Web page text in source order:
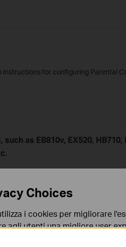
for configuring Parental
as EB810v, EX520, HB710,
VX220-G2v, etc.
Choices
i cookies per migliorare
agli utenti una migliore user
Per maggiori